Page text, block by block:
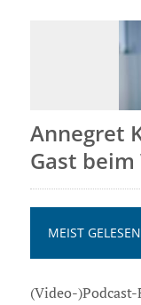
Annegret
Gast
MEIST GELESEN
(Video-